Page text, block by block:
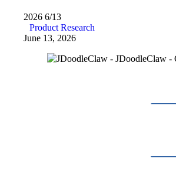
2026 6/13
Product Research
June 13, 2026